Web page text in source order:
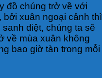
đồ chúng trở về với
bởi xuân ngoại cảnh thì
diệt, chúng ta sẽ
về mùa xuân không
bao giờ tàn trong mỗi